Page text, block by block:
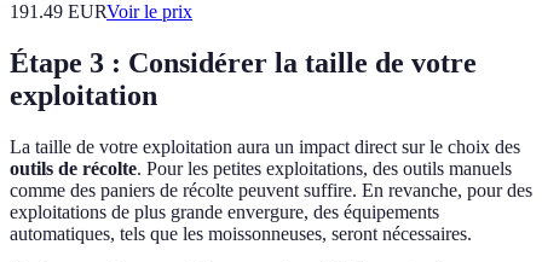
191.49 EURVoir le prix
Étape 3 : Considérer la taille de votre
exploitation
La taille de votre exploitation aura un impact direct sur le choix des
outils de récolte. Pour les petites exploitations, des outils manuels
comme des paniers de récolte peuvent suffire. En revanche, pour des
exploitations de plus grande envergure, des équipements
automatiques, tels que les moissonneuses, seront nécessaires.